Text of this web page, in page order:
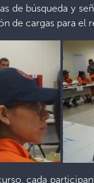
de búsqueda y
de cargas para el
cada